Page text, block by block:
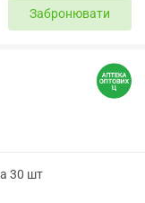
Забронювати
30 шт